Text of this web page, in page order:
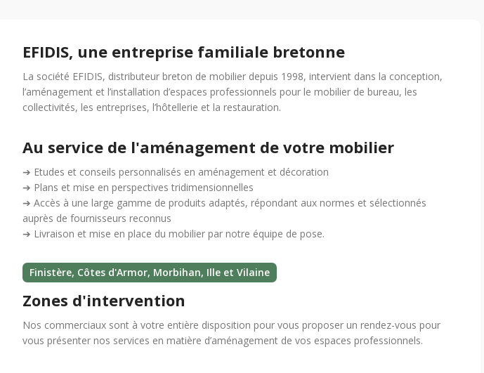
EFIDIS, une entreprise familiale bretonne
La société EFIDIS, distributeur breton de mobilier depuis 1998, intervient dans la conception,
l’aménagement et l’installation d’espaces professionnels pour le mobilier de bureau, les
collectivités, les entreprises, l’hôtellerie et la restauration.
Au service de l'aménagement de votre mobilier
➔ Etudes et conseils personnalisés en aménagement et décoration
➔ Plans et mise en perspectives tridimensionnelles
➔ Accès à une large gamme de produits adaptés, répondant aux normes et sélectionnés
auprès de fournisseurs reconnus
➔ Livraison et mise en place du mobilier par notre équipe de pose.
Finistère, Côtes d'Armor, Morbihan, Ille et Vilaine
Zones d'intervention
Nos commerciaux sont à votre entière disposition pour vous proposer un rendez-vous pour
vous présenter nos services en matière d’aménagement de vos espaces professionnels.